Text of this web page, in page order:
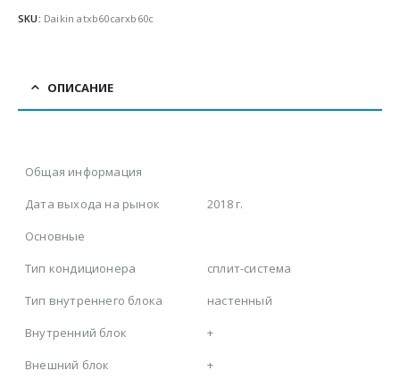
SKU: Daikin atxb60carxb60c
ОПИСАНИЕ
Общая информация
Дата выхода на рынок
2018 г.
Основные
Тип кондиционера
сплит-система
Тип внутреннего блока
настенный
Внутренний блок
+
Внешний блок
+